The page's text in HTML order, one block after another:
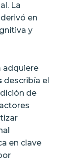
La
en
y
adquiere
describía el
de
en clave